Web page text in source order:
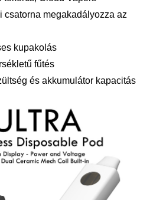
csatorna megakadályozza az
kupakolás
fűtés
és akkumulátor kapacitás